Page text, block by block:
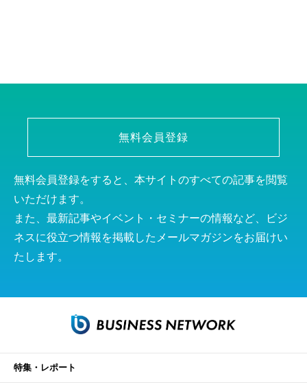
無料会員登録
無料会員登録をすると、本サイトのすべての記事を閲覧
いただけます。
また、最新記事やイベント・セミナーの情報など、ビジ
ネスに役立つ情報を掲載したメールマガジンをお届けい
たします。
特集・レポート